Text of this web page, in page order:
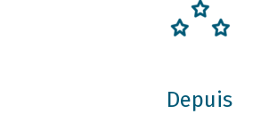
Depuis